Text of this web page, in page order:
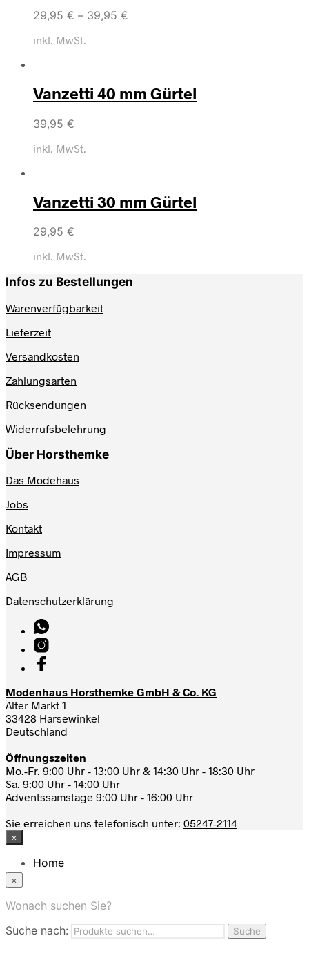
29,95 € – 39,95 €
inkl. MwSt.
Vanzetti 40 mm Gürtel
39,95 €
inkl. MwSt.
Vanzetti 30 mm Gürtel
29,95 €
inkl. MwSt.
Infos zu Bestellungen
Warenverfügbarkeit
Lieferzeit
Versandkosten
Zahlungsarten
Rücksendungen
Widerrufsbelehrung
Über Horsthemke
Das Modehaus
Jobs
Kontakt
Impressum
AGB
Datenschutzerklärung
Modenhaus Horsthemke GmbH & Co. KG
Alter Markt 1
33428 Harsewinkel
Deutschland
Öffnungszeiten
Mo.-Fr. 9:00 Uhr - 13:00 Uhr & 14:30 Uhr - 18:30 Uhr
Sa. 9:00 Uhr - 14:00 Uhr
Adventssamstage 9:00 Uhr - 16:00 Uhr
Sie erreichen uns telefonisch unter: 05247-2114
×
Home
App
Nutzungbedingungen
×
Wonach suchen Sie?
Suche nach:
Suche